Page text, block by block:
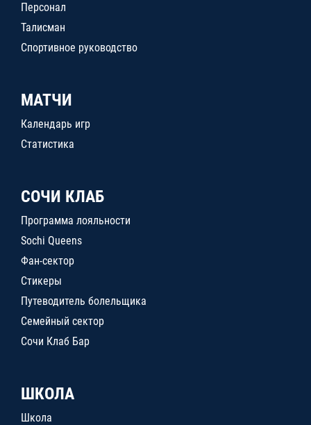
Персонал
Талисман
Спортивное руководство
МАТЧИ
Календарь игр
Статистика
СОЧИ КЛАБ
Программа лояльности
Sochi Queens
Фан-сектор
Стикеры
Путеводитель болельщика
Семейный сектор
Сочи Клаб Бар
ШКОЛА
Школа